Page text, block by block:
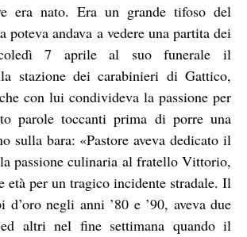
era nato. Era un grande tifoso del
poteva andava a vedere una partita dei
7 aprile al suo funerale il
stazione dei carabinieri di Gattico,
con lui condivideva la passione per
parole toccanti prima di porre una
sulla bara: «Pastore aveva dedicato il
passione culinaria al fratello Vittorio,
età per un tragico incidente stradale. Il
d’oro negli anni ’80 e ’90, aveva due
altri nel fine settimana quando il